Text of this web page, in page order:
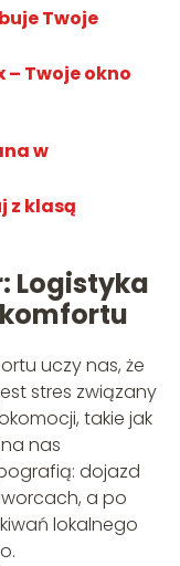
Twoje
– Twoje okno
w
z klasą
Logistyka
uczy nas, że
stres związany
takie jak
nas
dojazd
a po
lokalnego